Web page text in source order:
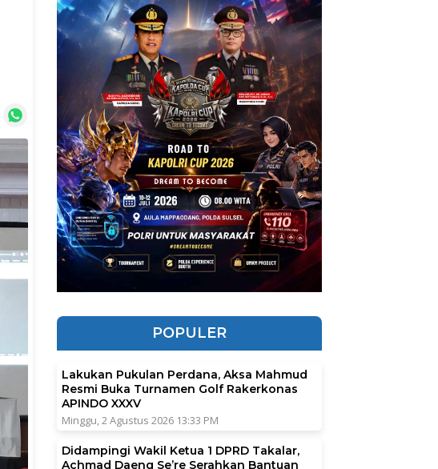
POPULER
Lakukan Pukulan Perdana, Aksa Mahmud
Resmi Buka Turnamen Golf Rakerkonas
APINDO XXXV
Minggu, 2 Agustus 2026 13:33 PM
Didampingi Wakil Ketua 1 DPRD Takalar,
Achmad Daeng Se’re Serahkan Bantuan